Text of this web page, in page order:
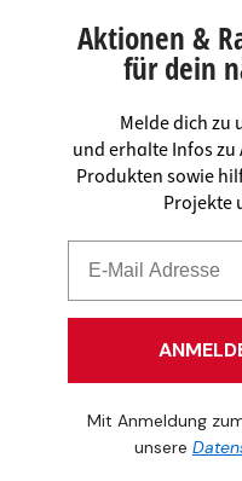
Aktionen &
für dein
Melde dich zu
und erhalte Infos
Produkten sowie
Projekte
Mit Anmeldung
unsere